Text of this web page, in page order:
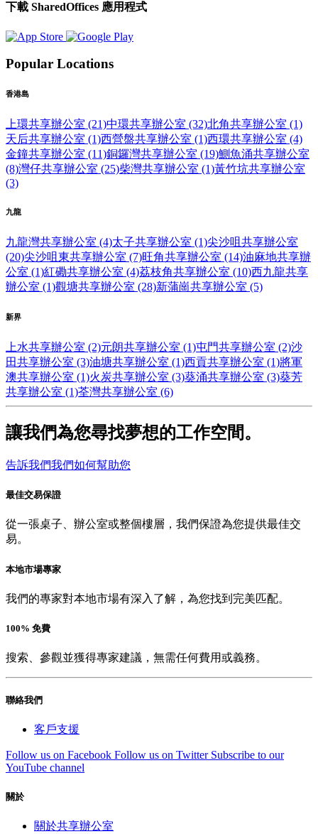
下載 SharedOffices 應用程式
Popular Locations
香港島
上環共享辦公室 (21)中環共享辦公室 (32)北角共享辦公室 (1)
天后共享辦公室 (1)西營盤共享辦公室 (1)西環共享辦公室 (4)
金鐘共享辦公室 (11)銅鑼灣共享辦公室 (19)鰂魚涌共享辦公室
(8)灣仔共享辦公室 (25)柴灣共享辦公室 (1)黃竹坑共享辦公室
(3)
九龍
九龍灣共享辦公室 (4)太子共享辦公室 (1)尖沙咀共享辦公室
(20)尖沙咀東共享辦公室 (7)旺角共享辦公室 (14)油麻地共享辦
公室 (1)紅磡共享辦公室 (4)荔枝角共享辦公室 (10)西九龍共享
辦公室 (1)觀塘共享辦公室 (28)新蒲崗共享辦公室 (5)
新界
上水共享辦公室 (2)元朗共享辦公室 (1)屯門共享辦公室 (2)沙
田共享辦公室 (3)油塘共享辦公室 (1)西貢共享辦公室 (1)將軍
澳共享辦公室 (1)火炭共享辦公室 (3)葵涌共享辦公室 (3)葵芳
共享辦公室 (1)荃灣共享辦公室 (6)
讓我們為您尋找夢想的工作空間。
告訴我們我們如何幫助您
最佳交易保證
從一張桌子、辦公室或整個樓層，我們保證為您提供最佳交
易。
本地市場專家
我們的專家對本地市場有深入了解，為您找到完美匹配。
100% 免費
搜索、參觀並獲得專家建議，無需任何費用或義務。
聯絡我們
客戶支援
Follow us on Facebook Follow us on Twitter Subscribe to our
YouTube channel
關於
關於共享辦公室